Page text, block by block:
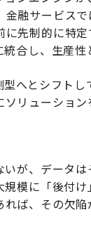
融サービス
先制的に特
合し、生産
へとシフト
リューション
が、データ
模に「後付
ば、その欠陥